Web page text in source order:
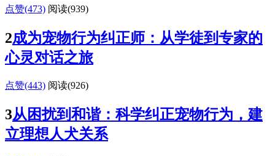
点赞(473) 阅读(939)
2成为宠物行为纠正师：从学徒到专家的
心灵对话之旅
点赞(443) 阅读(926)
3从困扰到和谐：科学纠正宠物行为，建
立理想人犬关系